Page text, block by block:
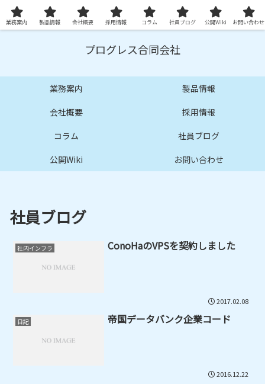
プロ品質の技術サービスとシステムを提供します
プログレス合同会社
業務案内
製品情報
会社概要
採用情報
コラム
社員ブログ
公開Wiki
お問い合わせ
社員ブログ
社内インフラ ConoHaのVPSを契約しました
2017.02.08
日記 帝国データバンク企業コード
2016.12.22
業務案内 製品情報 会社概要 採用情報 コラム 社員ブログ 公開Wiki お問い合わせ